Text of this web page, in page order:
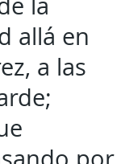
allá en
a las